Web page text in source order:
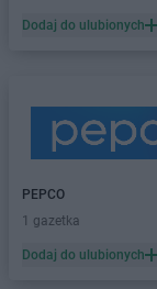
Dodaj do ulubionych
PEPCO
1 gazetka
Dodaj do ulubionych